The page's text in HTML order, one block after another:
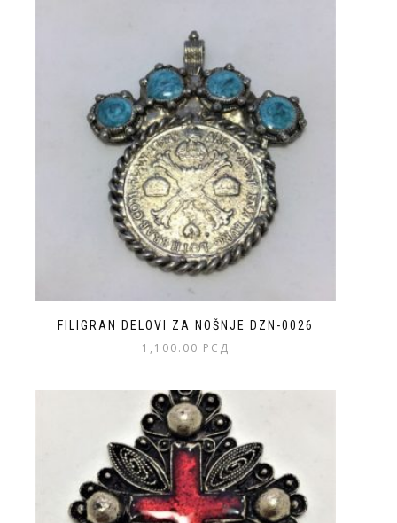
FILIGRAN DELOVI ZA NOŠNJE DZN-0026
1,100.00 РСД